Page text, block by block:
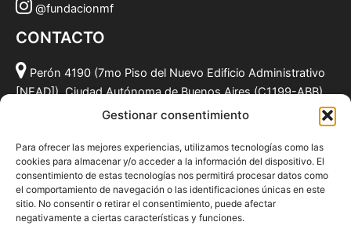
Gestionar consentimiento
Para ofrecer las mejores experiencias, utilizamos tecnologías como las
cookies para almacenar y/o acceder a la información del dispositivo. El
consentimiento de estas tecnologías nos permitirá procesar datos como
el comportamiento de navegación o las identificaciones únicas en este
sitio. No consentir o retirar el consentimiento, puede afectar
negativamente a ciertas características y funciones.
@fundacionmf
CONTACTO
Perón 4190 (7mo Piso del Nuevo Edificio Administrativo
[NEAD]), Ciudad Autónoma de Buenos Aires (C1199-ABB),
info@fundacionmf.org.ar